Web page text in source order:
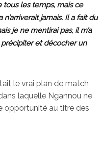
tous les temps, mais ce
jamais. Il a fait du
je ne mentirai pas, il m’a
précipiter et décocher un
le vrai plan de match
laquelle Ngannou ne
opportunité au titre des